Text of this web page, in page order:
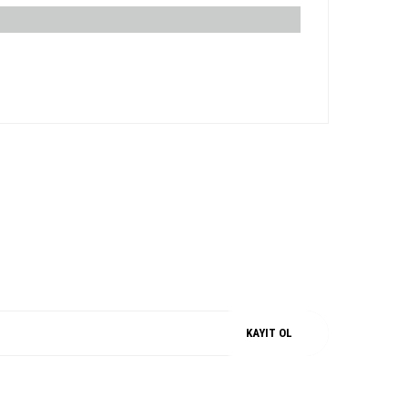
KAYIT OL